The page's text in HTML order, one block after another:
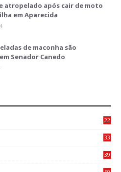
atropelado após cair de moto
em Aparecida
de maconha são
Senador Canedo
22
33
39